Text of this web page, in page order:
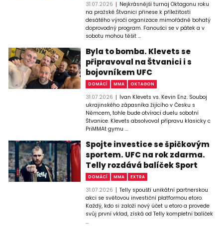
31.07.2026
Nejkrásnější turnaj Oktagonu roku
na pražské Štvanici přinese k příležitosti
desátého výročí organizace mimořádně bohatý
doprovodný program. Fanoušci se v pátek a v
sobotu mohou těšit ...
Byla to bomba. Klevets se
připravoval na Štvanici i s
bojovníkem UFC
DOMÁCÍ MMA OKTAGON
31.07.2026
Ivan Klevets vs. Kevin Enz. Souboj
ukrajinského zápasníka žijícího v Česku s
Němcem, tohle bude otvírací duelu sobotní
Štvanice. Klevets absolvoval přípravu klasicky c
PriMMAt gymu ...
Spojte investice se špičkovým
sportem. UFC na rok zdarma.
Telly rozdává balíček Sport
DOMÁCÍ MMA EXTRA
31.07.2026
Telly spouští unikátní partnerskou
akci se světovou investiční platformou etoro.
Každý, kdo si založí nový účet u etoro a provede
svůj první vklad, získá od Telly kompletní balíček
...